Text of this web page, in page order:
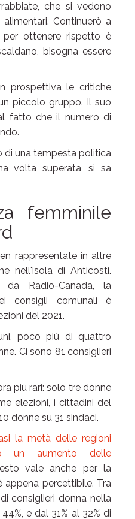
che si vedono
Continuerò a
ottenere rispetto è
bisogna essere
prospettiva le critiche
piccolo gruppo. Il suo
fatto che il numero di
di una tempesta politica
volta superata, si sa
femminile
rappresentate in altre
nell'isola di Anticosti.
Radio-Canada, la
consigli comunali è
del 2021.
poco più di quattro
Ci sono 81 consiglieri
più rari: solo tre donne
elezioni, i cittadini del
donne su 31 sindaci.
la metà delle regioni
un aumento delle
vale anche per la
appena percettibile. Tra
consiglieri donna nella
e dal 31% al 32% di